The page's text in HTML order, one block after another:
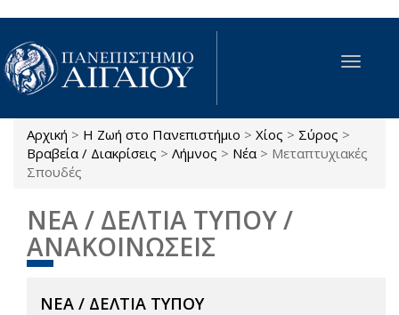
Παράκαμψη προς το κυρίως περιεχόμενο
Toggle
Είστε εδώ
Αρχική > Η Ζωή στο Πανεπιστήμιο > Χίος > Σύρος >
Βραβεία / Διακρίσεις > Λήμνος > Νέα > Μεταπτυχιακές
Σπουδές
ΝΕΑ / ΔΕΛΤΙΑ ΤΥΠΟΥ /
ΑΝΑΚΟΙΝΩΣΕΙΣ
ΝΕΑ / ΔΕΛΤΙΑ ΤΥΠΟΥ